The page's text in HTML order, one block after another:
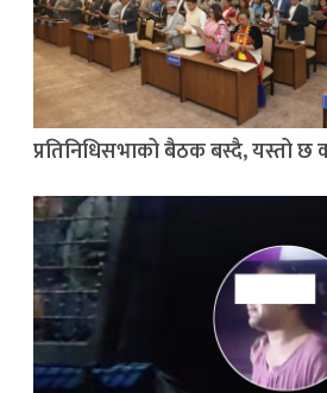
प्रतिनिधिसभाको बैठक बस्दै, यस्तो छ